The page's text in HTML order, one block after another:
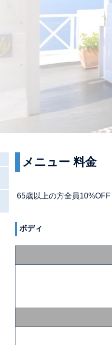
メニュー 料金
65歳以上の方全員10%OFF
ボディ